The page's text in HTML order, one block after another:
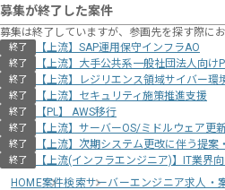
募集が終了した案件
募集は終了していますが、参画先を探す際に
終了 【上流】SAP運用保守インフラAO
終了 【上流】大手公共系一般社団法人向け
終了 【上流】レジリエンス領域サイバー環
終了 【上流】セキュリティ施策推進支援
終了 【PL】 AWS移行
終了 【上流】サーバーOS/ミドルウェア更
終了 【上流】次期システム更改に伴う提
終了
【上流(インフラエンジニア)】IT業界
HOME案件検索サーバーエンジニア求人・